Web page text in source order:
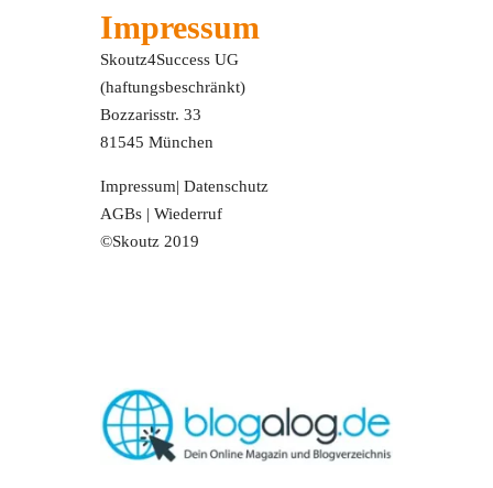
Impressum
Skoutz4Success UG
(haftungsbeschränkt)
Bozzarisstr. 33
81545 München
Impressum|Datenschutz
AGBs |Wiederruf
©Skoutz 2019